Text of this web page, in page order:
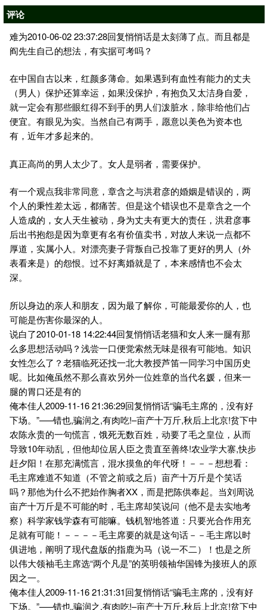
评论
难为2010-06-02 23:37:28回复悄悄话是太刻薄了点。而且都是
阎先生自己的想法，有实据可考吗？
在中国自古以来，红颜多薄命。如果遇到有血性有能力的丈夫
（男人）保护还算幸运，如果没保护，有抱负又太洁身自爱，
就一定会有那些眼红得不到手的男人们泼脏水，除非给他们占
便宜。有眼见为实。当然自己有两手，愿意以美色为资本也
有，近年才多起来的。
真正高尚的男人太少了。女人是弱者，需要保护。
有一个观点我非常同意，章含之与洪君彦的婚姻是错误的，两
个人的秉性差太远，都痛苦。但是这个错误也不是章含之一个
人造成的，女人天生被动，身为丈夫有更大的责任，洪君彦事
后出书抱怨是因为章更有名有价值卖书，对故人来说一点都不
厚道，实属小人。对漂亮妻子背叛自己投靠了更好的男人（外
表看来是）的怨恨。过不好离婚就是了，本来感情也不会太
深。
所以身边的亲人和朋友，因为最了解你，可能最爱你的人，也
可能是伤害你最深的人。
说白了2010-01-18 14:22:44回复悄悄话老猫和女人来一腿有那
么多思想活动吗？浅尝一口便觉索然无味是很有可能地。知识
女性怎么了？老猫临死还找一北大教授芦笛一同学习中国历史
呢。比如俺虽然不那么喜欢另外一位姓章的当代名媛，但来一
腿的胃口还是有的
俺本佳人2009-11-16 21:36:29回复悄悄话“骗毛主席的，没有好
下场。”—–错也,骗润之,有肉吃!–亩产十万斤,秋后上北京!贫下中
农陈永贵的一句慌言，饿死无数百姓，动要了毛之皇位，从而
导致10年动乱，但他却位居人臣之贵直至善终!农业学大寨,快步
赶夕阳！在那充满慌言，混水摸鱼的年代呀！－－－想想看：
毛主席难道不知道（不管之前或之后）亩产十万斤是个笑话
吗？那他为什么不把始作胸者XX，而是把陈供奉起。当刘周说
亩产十万斤是不可能的时，毛主席却笑说问（他不是去实地考
察）科学家钱学森有可能嘛。钱机智地答道：只要光合作用充
足就有可能！－－－－毛主席要的就是这句话－－毛主席以时
俱进地，阐明了现代盘版的指鹿为马（说一不二）！也是之所
以伟大领袖毛主席选“两个凡是”的英明领袖华国锋为接班人的原
因之一。
俺本佳人2009-11-16 21:31:31回复悄悄话“骗毛主席的，没有好
下场。”—–错也,骗润之,有肉吃!–亩产十万斤,秋后上北京!贫下中